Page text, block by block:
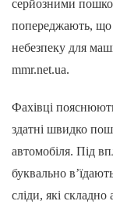
серйозними
попереджають, що
небезпеку для
mmr.net.ua.
Фахівці
здатні швидко
автомобіля. Під
буквально
сліди, які